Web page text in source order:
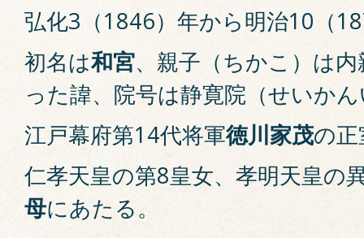
弘化3（1846）年から明治10（
初名は和宮、親子（ちかこ）は
った諱、院号は静寛院（せいか
江戸幕府第14代将軍徳川家茂の
仁孝天皇の第8皇女、孝明天皇の
母にあたる。